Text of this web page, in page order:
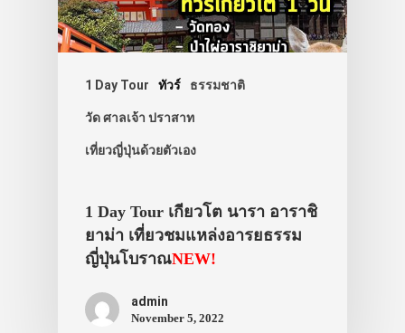
1 Day Tour ทัวร์ ธรรมชาติ
วัด ศาลเจ้า ปราสาท
เที่ยวญี่ปุ่นด้วยตัวเอง
1 Day Tour เกียวโต นารา อาราชิ
ยาม่า เที่ยวชมแหล่งอารยธรรม
ญี่ปุ่นโบราณNEW!
admin
November 5, 2022